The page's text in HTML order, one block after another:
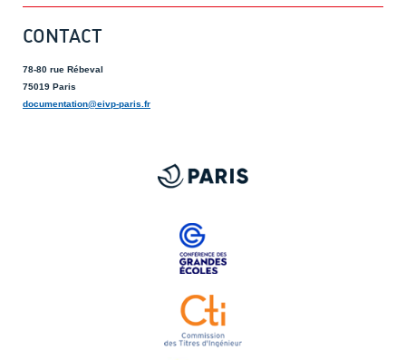
CONTACT
78-80 rue Rébeval
75019 Paris
documentation@eivp-paris.fr